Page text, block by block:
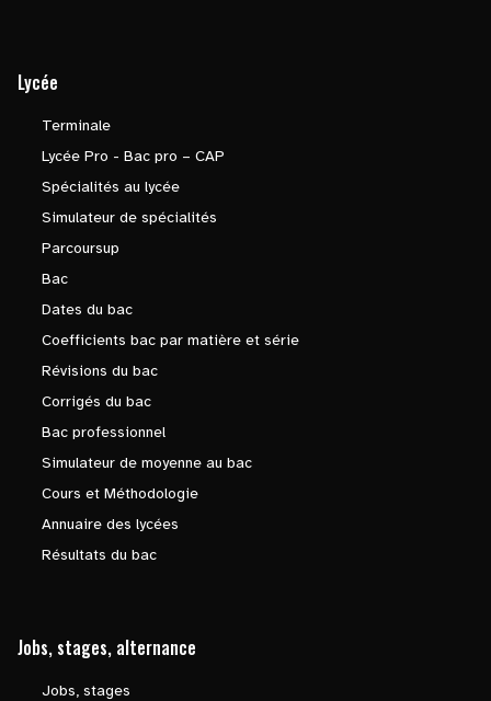
Lycée
Terminale
Lycée Pro - Bac pro – CAP
Spécialités au lycée
Simulateur de spécialités
Parcoursup
Bac
Dates du bac
Coefficients bac par matière et série
Révisions du bac
Corrigés du bac
Bac professionnel
Simulateur de moyenne au bac
Cours et Méthodologie
Annuaire des lycées
Résultats du bac
Jobs, stages, alternance
Jobs, stages